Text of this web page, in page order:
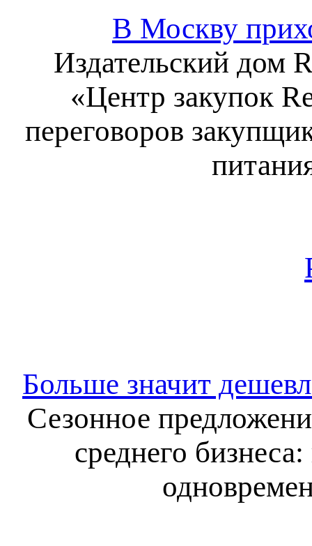
В Москву
Издательский дом
«Центр закупок
переговоров
Больше значит
Сезонное
среднего